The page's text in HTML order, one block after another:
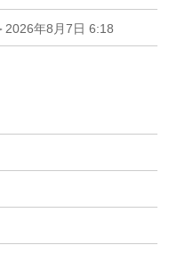
2026年8月7日 6:18